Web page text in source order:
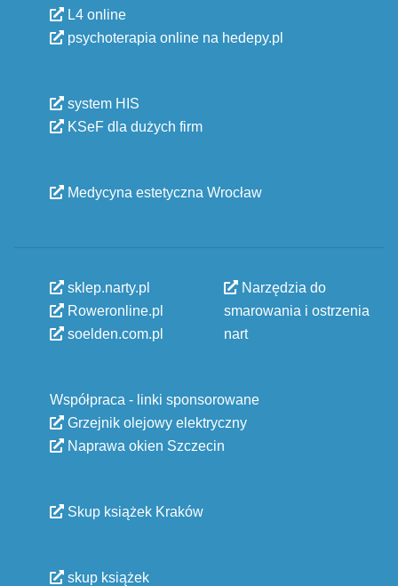
L4 online
psychoterapia online na hedepy.pl
system HIS
KSeF dla dużych firm
Medycyna estetyczna Wrocław
sklep.narty.pl
Roweronline.pl
soelden.com.pl
Narzędzia do
smarowania i ostrzenia
nart
Współpraca - linki sponsorowane
Grzejnik olejowy elektryczny
Naprawa okien Szczecin
Skup książek Kraków
skup książek